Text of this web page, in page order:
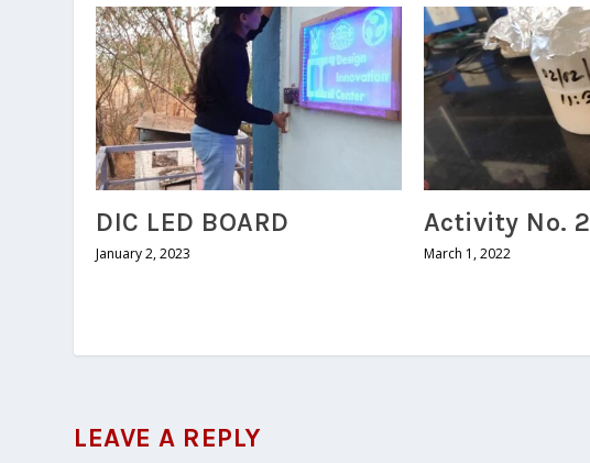
DIC LED BOARD
January 2, 2023
Activity No. 2
March 1, 2022
LEAVE A REPLY